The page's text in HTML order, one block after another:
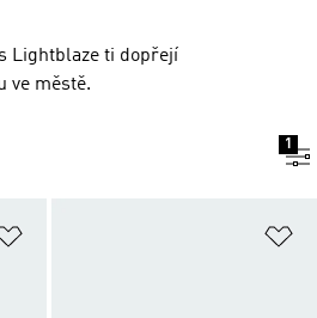
Lightblaze ti dopřejí
ve městě.
1